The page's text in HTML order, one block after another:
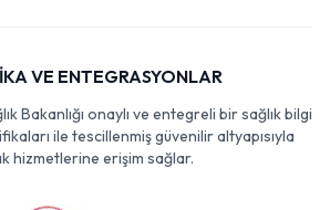
VE ENTEGRASYONLAR
Bakanlığı onaylı ve entegreli bir sağlık bilgi
ile tescillenmiş güvenilir altyapısıyla
hizmetlerine erişim sağlar.